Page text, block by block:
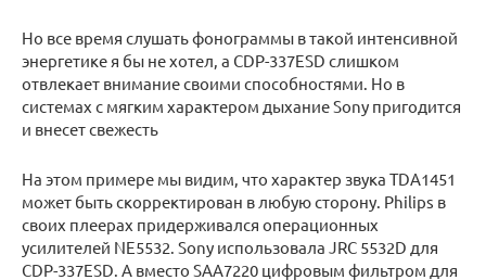
Но все время слушать фонограммы в такой интенсивной
энергетике я бы не хотел, а CDP-337ESD слишком
отвлекает внимание своими способностями. Но в
системах с мягким характером дыхание Sony пригодится
и внесет свежесть
На этом примере мы видим, что характер звука TDA1451
может быть скорректирован в любую сторону. Philips в
своих плеерах придерживался операционных
усилителей NE5532. Sony использовала JRC 5532D для
CDP-337ESD. А вместо SAA7220 цифровым фильтром для